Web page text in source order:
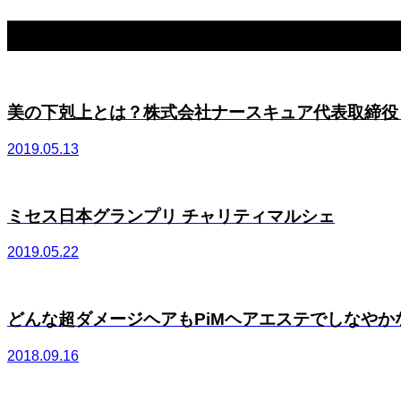
美の下剋上とは？株式会社ナースキュア代表取締役
2019.05.13
ミセス日本グランプリ チャリティマルシェ
2019.05.22
どんな超ダメージヘアもPiMヘアエステでしなやか
2018.09.16